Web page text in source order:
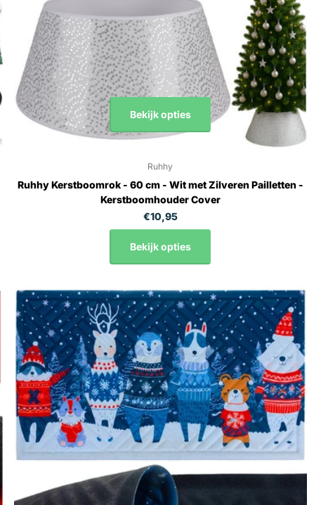
Bekijk opties
Ruhhy
Ruhhy Kerstboomrok - 60 cm - Wit met Zilveren Pailletten -
Kerstboomhouder Cover
€10,95
Bekijk opties